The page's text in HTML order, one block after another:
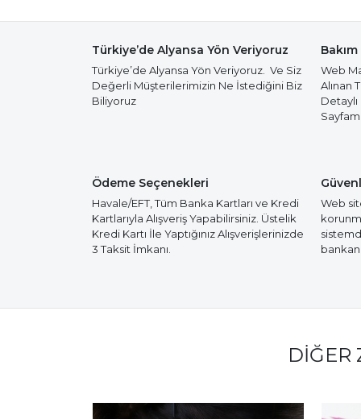
Türkiye’de Alyansa Yön Veriyoruz
Türkiye’de Alyansa Yön Veriyoruz. Ve Siz
Değerli Müşterilerimizin Ne İstediğini Biz
Biliyoruz
Web
Alınan
Ödeme Seçenekleri
Havale/EFT, Tüm Banka Kartları ve Kredi
Kartlarıyla Alışveriş Yapabilirsiniz. Üstelik
Kredi Kartı İle Yaptığınız Alışverişlerinizde
3 Taksit İmkanı.
Web
DIĞER